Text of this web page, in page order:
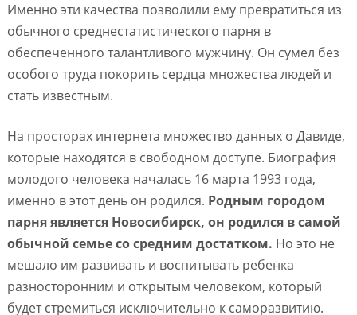
Именно эти качества позволили ему превратиться из
обычного среднестатистического парня в
обеспеченного талантливого мужчину. Он сумел без
особого труда покорить сердца множества людей и
стать известным.
На просторах интернета множество данных о Давиде,
которые находятся в свободном доступе. Биография
молодого человека началась 16 марта 1993 года,
именно в этот день он родился. Родным городом
парня является Новосибирск, он родился в самой
обычной семье со средним достатком. Но это не
мешало им развивать и воспитывать ребенка
разносторонним и открытым человеком, который
будет стремиться исключительно к саморазвитию.